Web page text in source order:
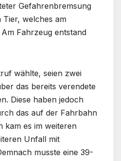
Gefahrenbremsung
Tier, welches am
Fahrzeug entstand
wählte, seien zwei
das bereits verendete
Diese haben jedoch
das auf der Fahrbahn
kam es im weiteren
Unfall mit
musste eine 39-